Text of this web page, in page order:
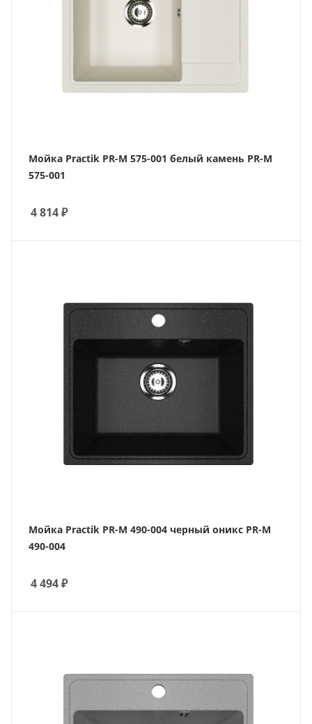
Мойка Practik PR-M 575-001 белый камень PR-M
575-001
4 814₽
Мойка Practik PR-M 490-004 черный оникс PR-M
490-004
4 494₽